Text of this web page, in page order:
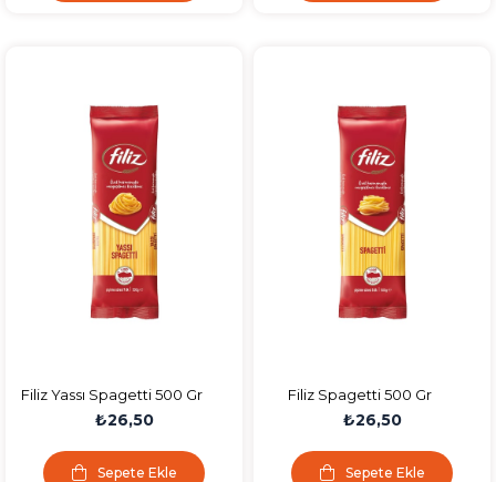
Filiz Yassı Spagetti 500 Gr
₺26,50
Sepete Ekle
Filiz Spagetti 500 Gr
₺26,50
Sepete Ekle